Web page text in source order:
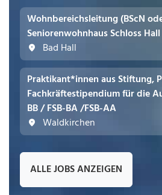
Wohnbereichsleitung (BScN
Seniorenwohnhaus Schloss Hall
Bad Hall
Praktikant*innen aus Stiftung,
Fachkräftestipendium für die
BB / FSB-BA /FSB-AA
Waldkirchen
ALLE JOBS ANZEIGEN